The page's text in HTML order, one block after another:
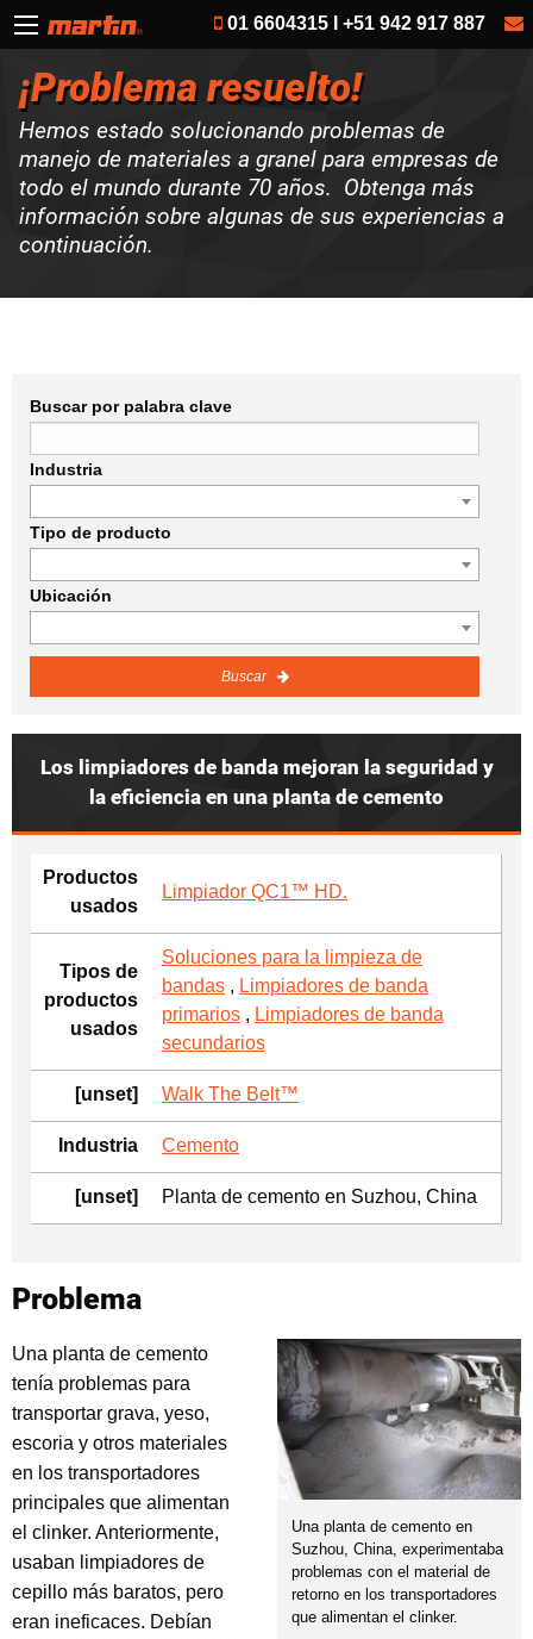
01 6604315 I +51 942 917 887
¡Problema resuelto!
Hemos estado solucionando problemas de
manejo de materiales a granel para empresas de
todo el mundo durante 70 años. Obtenga más
información sobre algunas de sus experiencias a
continuación.
Buscar por palabra clave
Industria
Tipo de producto
Ubicación
Buscar
Los limpiadores de banda mejoran la seguridad y
la eficiencia en una planta de cemento
Productos
usados
Limpiador QC1™ HD.
Tipos de
productos
usados
Soluciones para la limpieza de
bandas , Limpiadores de banda
primarios , Limpiadores de banda
secundarios
[unset] Walk The Belt™
Industria Cemento
[unset] Planta de cemento en Suzhou, China
Problema
Una planta de cemento en
Suzhou, China, experimentaba
problemas con el material de
retorno en los transportadores
que alimentan el clinker.
Una planta de cemento
tenía problemas para
transportar grava, yeso,
escoria y otros materiales
en los transportadores
principales que alimentan
el clinker. Anteriormente,
usaban limpiadores de
cepillo más baratos, pero
eran ineficaces. Debían